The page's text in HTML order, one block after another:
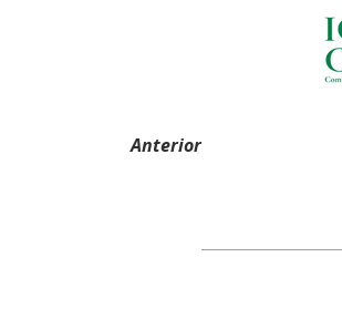
Anterior